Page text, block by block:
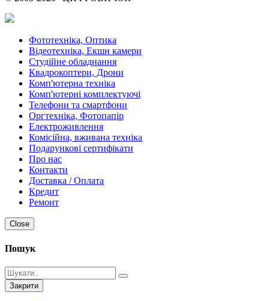
Фототехніка, Оптика
Відеотехніка, Екшн камери
Студійне обладнання
Квадрокоптери, Дрони
Комп'ютерна техніка
Комп'ютерні комплектуючі
Телефони та смартфони
Оргтехніка, Фотопапір
Електроживлення
Комісійна, вживана техніка
Подарункові сертифікати
Про нас
Контакти
Доставка / Оплата
Кредит
Ремонт
Close
Пошук
Закрити